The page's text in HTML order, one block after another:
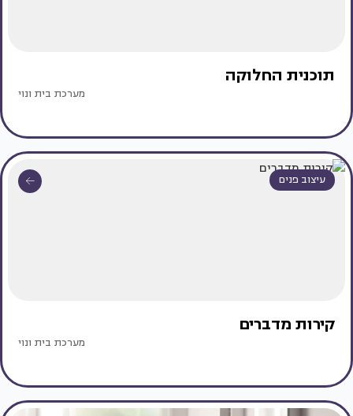
תוכנית החלוקה
מערכת בית ונוי
עיצוב פנים
קירות מדברים
מערכת בית ונוי